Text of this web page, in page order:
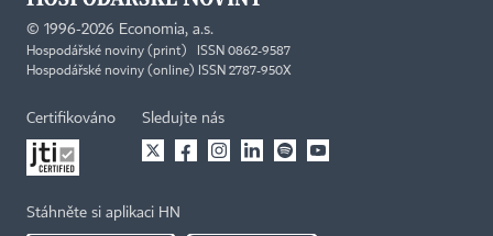
© 1996-2026 Economia, a.s.
Hospodářské noviny (print) ISSN 0862-9587
Hospodářské noviny (online) ISSN 2787-950X
Certifikováno Sledujte nás
Stáhněte si aplikaci HN